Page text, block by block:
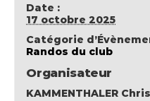
Date :
17 octobre 2025
Catégorie
Randos du club
Organisateur
KAMMENTHALER